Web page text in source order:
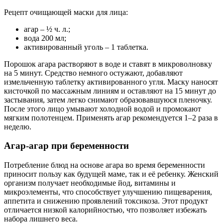
Рецепт очищающей маски для лица:
агар – ½ ч. л.;
вода 200 мл;
активированный уголь – 1 таблетка.
Порошок агара растворяют в воде и ставят в микроволновку
на 5 минут. Средство немного остужают, добавляют
измельченную таблетку активированного угля. Маску наносят
кисточкой по массажным линиям и оставляют на 15 минут до
застывания, затем легко снимают образовавшуюся пленочку.
После этого лицо умывают холодной водой и промокают
мягким полотенцем. Применять агар рекомендуется 1–2 раза в
неделю.
Агар-агар при беременности
Потребление блюд на основе агара во время беременности
приносит пользу как будущей маме, так и её ребенку. Женский
организм получает необходимые йод, витамины и
микроэлементы, что способствует улучшению пищеварения,
аппетита и снижению проявлений токсикоза. Этот продукт
отличается низкой калорийностью, что позволяет избежать
набора лишнего веса.